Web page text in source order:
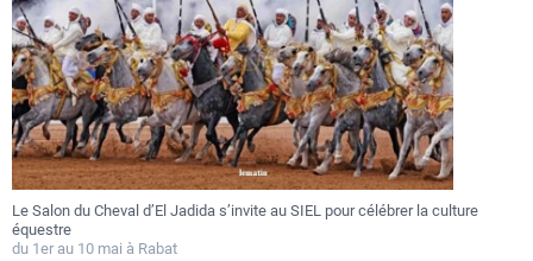
Le Salon du Cheval d’El Jadida s’invite au SIEL pour célébrer la culture
équestre
du 1er au 10 mai à Rabat